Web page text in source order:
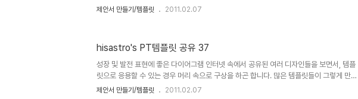
었을 겁니다. 그런데, 가만히 생각해 보니, 이게 꼭 도움을 드리는 것이 아니란 생각이 들었
이 들었던 겁니다. 그래서 이후 올리는 템플릿은 약 70%가량의 완성도를 갖춘 형태로 올릴
까 생각하고 있습니다. 특히, 언젠가 발행했던 글 "포토샵의 펜촉툴 기능을 파워포인트에서
사용한..
제안서 만들기/템플릿 2011.02.07
hisastro's PT템플릿 공유 37
성장 및 발전 표현에 좋은 다이어그램 인터넷 속에서 공유된 여러 디자인들을 보면서, 템플
릿으로 응용할 수 있는 경우 머리 속으로 구상을 하곤 합니다. 많은 템플릿들이 그렇게 만들
어졌고, 그 순환의 연속으로 또다시 공유하고자 포스팅으로써 멋진 제안서 만들기
제안서 만들기/템플릿 2011.02.07